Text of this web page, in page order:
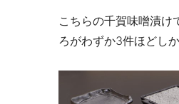
こちらの千賀味噌漬け
ろがわずか3件ほどし